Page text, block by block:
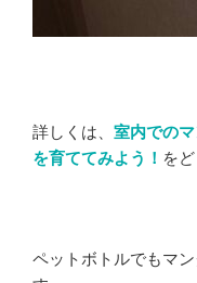
詳しくは、 室内での
を育ててみよう！ を
ペットボトルでもマ